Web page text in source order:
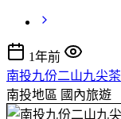
1年前
南投九份二山九尖
南投地區 國內旅遊